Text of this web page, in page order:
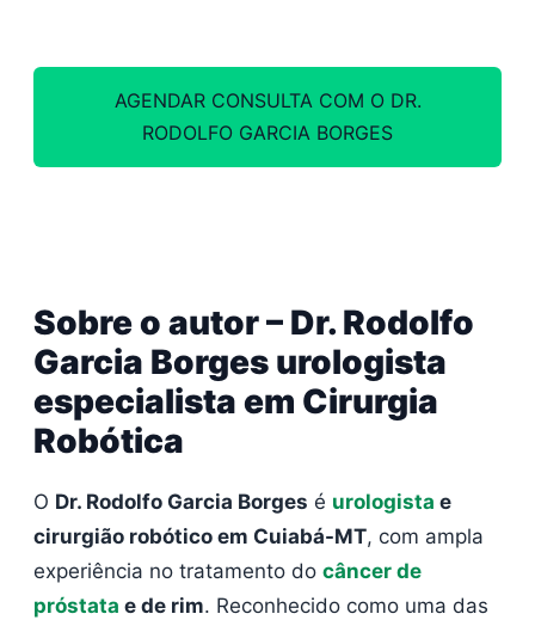
AGENDAR CONSULTA COM O DR.
RODOLFO GARCIA BORGES
Sobre o autor – Dr. Rodolfo
Garcia Borges urologista
especialista em Cirurgia
Robótica
O Dr. Rodolfo Garcia Borges é urologista e
cirurgião robótico em Cuiabá-MT, com ampla
experiência no tratamento do câncer de
próstata e de rim. Reconhecido como uma das